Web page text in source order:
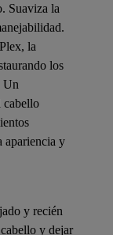
Suaviza la
la
los
Un
cabello
apariencia y
y recién
y dejar